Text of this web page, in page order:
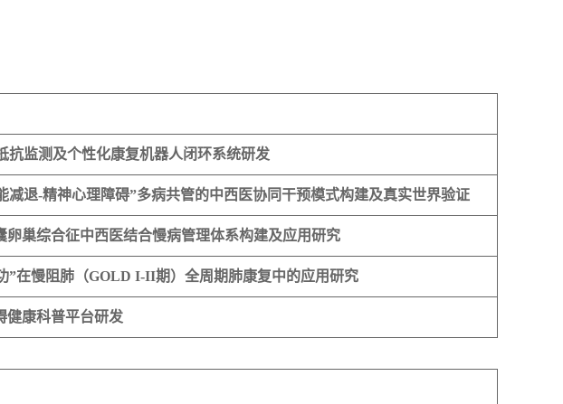
监测及个性化康复机器人闭环系统研发
减退-精神心理障碍”多病共管的中西医协同干预模式构建及真实世界验证
巢综合征中西医结合慢病管理体系构建及应用研究
”在慢阻肺（GOLD I-II期）全周期肺康复中的应用研究
健康科普平台研发